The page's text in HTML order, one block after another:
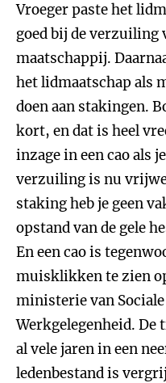
Vroeger paste het
goed bij de verzuiling
maatschappij.
het lidmaatschap als
doen aan stakingen.
kort, en dat is heel
inzage in een cao als
verzuiling is nu
staking heb je geen
opstand van de gele
En een cao is
muisklikken te zien
ministerie van Sociale
Werkgelegenheid.
al vele jaren in een
ledenbestand is